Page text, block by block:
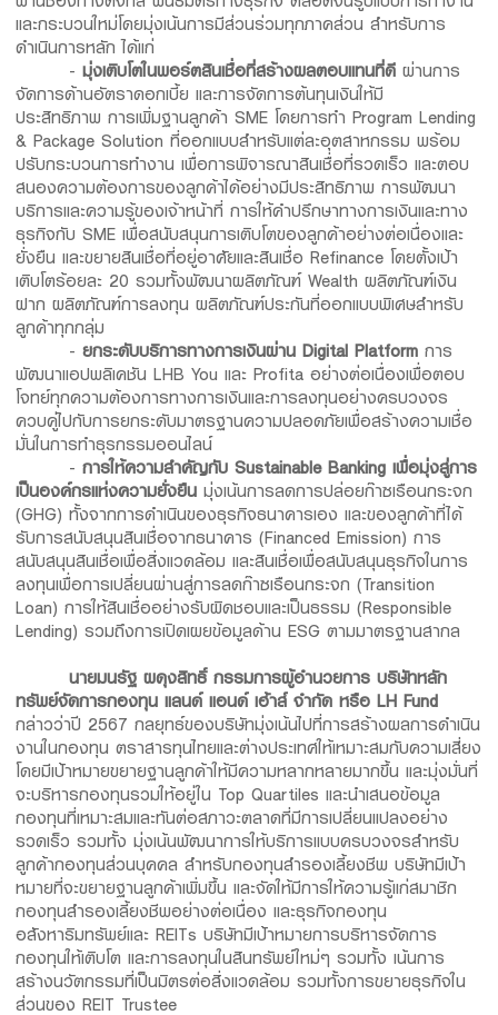
และกระบวนใหม่โดยมุ่งเน้นการมีส่วนร่วมทุกภาคส่วน สำหรับการ
ดำเนินการหลัก ได้แก่
-มุ่งเติบโตในพอร์ตสินเชื่อที่สร้างผลตอบแทนที่ดี ผ่านการ
จัดการด้านอัตราดอกเบี้ย และการจัดการต้นทุนเงินให้มี
ประสิทธิภาพ การเพิ่มฐานลูกค้า SME โดยการทำ Program Lending
& Package Solution ที่ออกแบบสำหรับแต่ละอุตสาหกรรม พร้อม
ปรับกระบวนการทำงาน เพื่อการพิจารณาสินเชื่อที่รวดเร็ว และตอบ
สนองความต้องการของลูกค้าได้อย่างมีประสิทธิภาพ การพัฒนา
บริการและความรู้ของเจ้าหน้าที่ การให้คำปรึกษาทางการเงินและทาง
ธุรกิจกับ SME เพื่อสนับสนุนการเติบโตของลูกค้าอย่างต่อเนื่องและ
ยั่งยืน และขยายสินเชื่อที่อยู่อาศัยและสินเชื่อ Refinance โดยตั้งเป้า
เติบโตร้อยละ 20 รวมทั้งพัฒนาผลิตภัณฑ์ Wealth ผลิตภัณฑ์เงิน
ฝาก ผลิตภัณฑ์การลงทุน ผลิตภัณฑ์ประกันที่ออกแบบพิเศษสำหรับ
ลูกค้าทุกกลุ่ม
-ยกระดับบริการทางการเงินผ่าน Digital Platform การ
พัฒนาแอปพลิเคชัน LHB You และ Profita อย่างต่อเนื่องเพื่อตอบ
โจทย์ทุกความต้องการทางการเงินและการลงทุนอย่างครบวงจร
ควบคู่ไปกับการยกระดับมาตรฐานความปลอดภัยเพื่อสร้างความเชื่อ
มั่นในการทำธุรกรรมออนไลน์
-การให้ความสำคัญกับSustainable Banking เพื่อมุ่งสู่การ
เป็นองค์กรแห่งความยั่งยืนมุ่งเน้นการลดการปล่อยก๊าซเรือนกระจก
(GHG) ทั้งจากการดำเนินของธุรกิจธนาคารเอง และของลูกค้าที่ได้
รับการสนับสนุนสินเชื่อจากธนาคาร (Financed Emission) การ
สนับสนุนสินเชื่อเพื่อสิ่งแวดล้อม และสินเชื่อเพื่อสนับสนุนธุรกิจในการ
ลงทุนเพื่อการเปลี่ยนผ่านสู่การลดก๊าซเรือนกระจก (Transition
Loan) การให้สินเชื่ออย่างรับผิดชอบและเป็นธรรม (Responsible
Lending) รวมถึงการเปิดเผยข้อมูลด้าน ESG ตามมาตรฐานสากล
นายมนรัฐ ผดุงสิทธิ์ กรรมการผู้อำนวยการ บริษัทหลัก
ทรัพย์จัดการกองทุน แลนด์ แอนด์ เฮ้าส์ จำกัด หรือLH Fund
กล่าวว่าปี 2567 กลยุทธ์ของบริษัทมุ่งเน้นไปที่การสร้างผลการดำเนิน
งานในกองทุน ตราสารทุนไทยและต่างประเทศให้เหมาะสมกับความเสี่ยง
โดยมีเป้าหมายขยายฐานลูกค้าให้มีความหลากหลายมากขึ้น และมุ่งมั่นที่
จะบริหารกองทุนรวมให้อยู่ใน Top Quartiles และนำเสนอข้อมูล
กองทุนที่เหมาะสมและทันต่อสภาวะตลาดที่มีการเปลี่ยนแปลงอย่าง
รวดเร็ว รวมทั้ง มุ่งเน้นพัฒนาการให้บริการแบบครบวงจรสำหรับ
ลูกค้ากองทุนส่วนบุคคล สำหรับกองทุนสำรองเลี้ยงชีพ บริษัทมีเป้า
หมายที่จะขยายฐานลูกค้าเพิ่มขึ้น และจัดให้มีการให้ความรู้แก่สมาชิก
กองทุนสำรองเลี้ยงชีพอย่างต่อเนื่อง และธุรกิจกองทุน
อสังหาริมทรัพย์และ REITs บริษัทมีเป้าหมายการบริหารจัดการ
กองทุนให้เติบโต และการลงทุนในสินทรัพย์ใหม่ๆ รวมทั้ง เน้นการ
สร้างนวัตกรรมที่เป็นมิตรต่อสิ่งแวดล้อม รวมทั้งการขยายธุรกิจใน
ส่วนของ REIT Trustee